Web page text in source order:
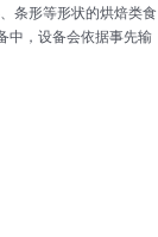
条形等形状的烘焙类食
中，设备会依据事先输